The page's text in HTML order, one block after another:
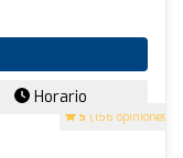
5 (156 opiniones)
Horario